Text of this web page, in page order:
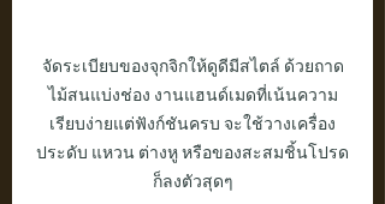
จัดระเบียบของจุกจิกให้ดูดีมีสไตล์ ด้วยถาด
ไม้สนแบ่งช่อง งานแฮนด์เมดที่เน้นความ
เรียบง่ายแต่ฟังก์ชันครบ จะใช้วางเครื่อง
ประดับ แหวน ต่างหู หรือของสะสมชิ้นโปรด
ก็ลงตัวสุดๆ